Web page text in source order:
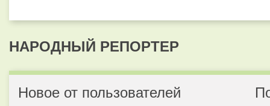
НАРОДНЫЙ РЕПОРТЕР
Новое от пользователей